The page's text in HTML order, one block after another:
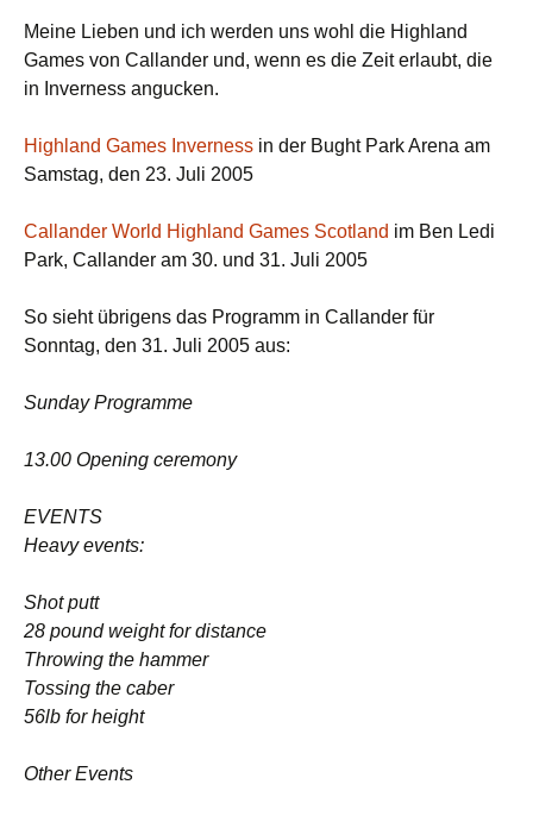
Meine Lieben und ich werden uns wohl die Highland
Games von Callander und, wenn es die Zeit erlaubt, die
in Inverness angucken.
Highland Games Inverness in der Bught Park Arena am
Samstag, den 23. Juli 2005
Callander World Highland Games Scotland im Ben Ledi
Park, Callander am 30. und 31. Juli 2005
So sieht übrigens das Programm in Callander für
Sonntag, den 31. Juli 2005 aus:
Sunday Programme
13.00 Opening ceremony
EVENTS
Heavy events:
Shot putt
28 pound weight for distance
Throwing the hammer
Tossing the caber
56lb for height
Other Events